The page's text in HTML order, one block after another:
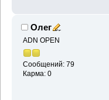
Олег
ADN OPEN
Сообщений: 79
Карма: 0